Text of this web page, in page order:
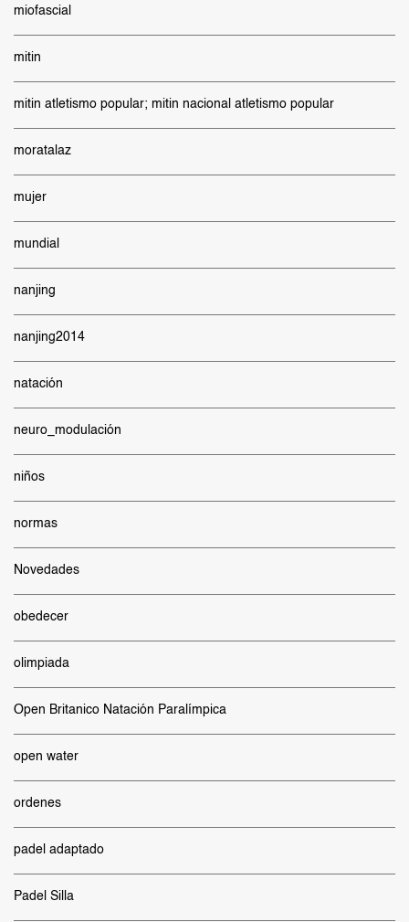
miofascial
mitin
mitin atletismo popular; mitin nacional atletismo popular
moratalaz
mujer
mundial
nanjing
nanjing2014
natación
neuro_modulación
niños
normas
Novedades
obedecer
olimpiada
Open Britanico Natación Paralímpica
open water
ordenes
padel adaptado
Padel Silla